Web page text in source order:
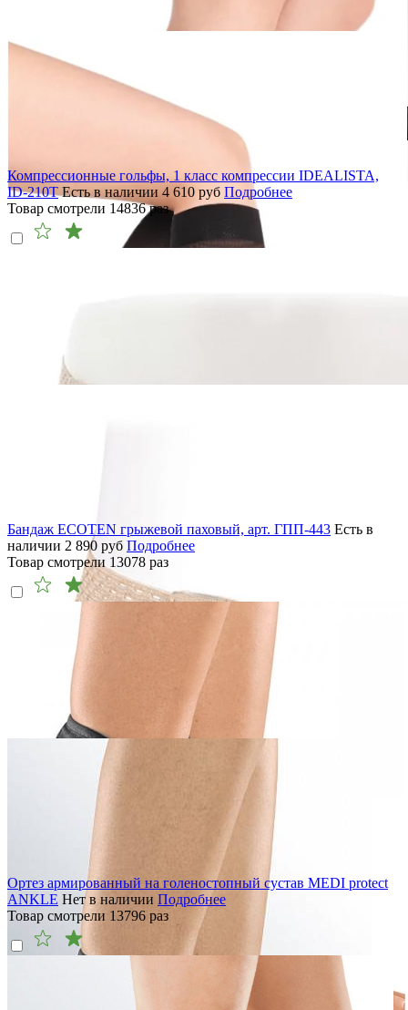
Компрессионные гольфы, 1 класс компрессии IDEALISTA,
ID-210T Есть в наличии 4 610 руб Подробнее
Товар смотрели 14836раз
Бандаж ECOTEN грыжевой паховый, арт. ГПП-443 Есть в
наличии 2 890 руб Подробнее
Товар смотрели 13078 раз
Ортез армированный на голеностопный сустав MEDI protect
ANKLE Нет в наличии Подробнее
Товар смотрели 13796 раз